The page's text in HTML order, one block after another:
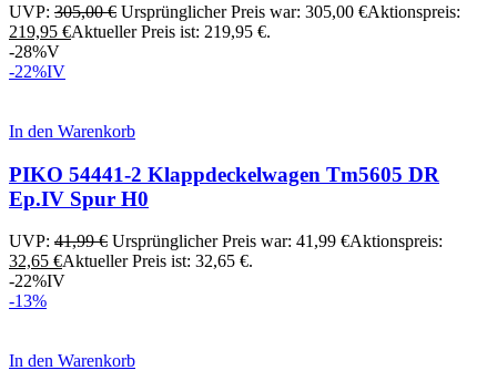
UVP: 305,00€ Ursprünglicher Preis war: 305,00 €Aktionspreis:
219,95 €Aktueller Preis ist: 219,95 €.
-28%V
-22%IV
In den Warenkorb
PIKO 54441-2 Klappdeckelwagen Tm5605 DR
Ep.IV Spur H0
UVP: 41,99€ Ursprünglicher Preis war: 41,99 €Aktionspreis:
32,65 €Aktueller Preis ist: 32,65 €.
-22%IV
-13%
In den Warenkorb